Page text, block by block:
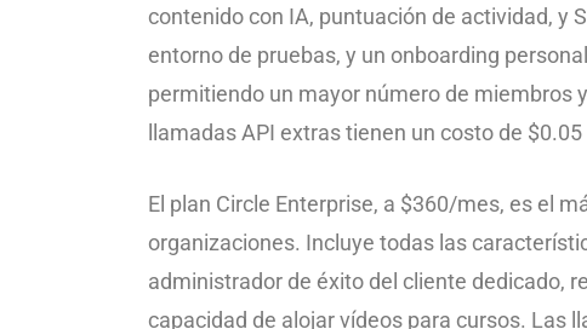
contenido con IA, puntuación de actividad, y
entorno de pruebas, y un onboarding
permitiendo un mayor número de miembros
llamadas API extras tienen un costo de
El plan Circle Enterprise, a $360/mes, es el
organizaciones. Incluye todas las
administrador de éxito del cliente dedicado,
capacidad de alojar vídeos para cursos. Las